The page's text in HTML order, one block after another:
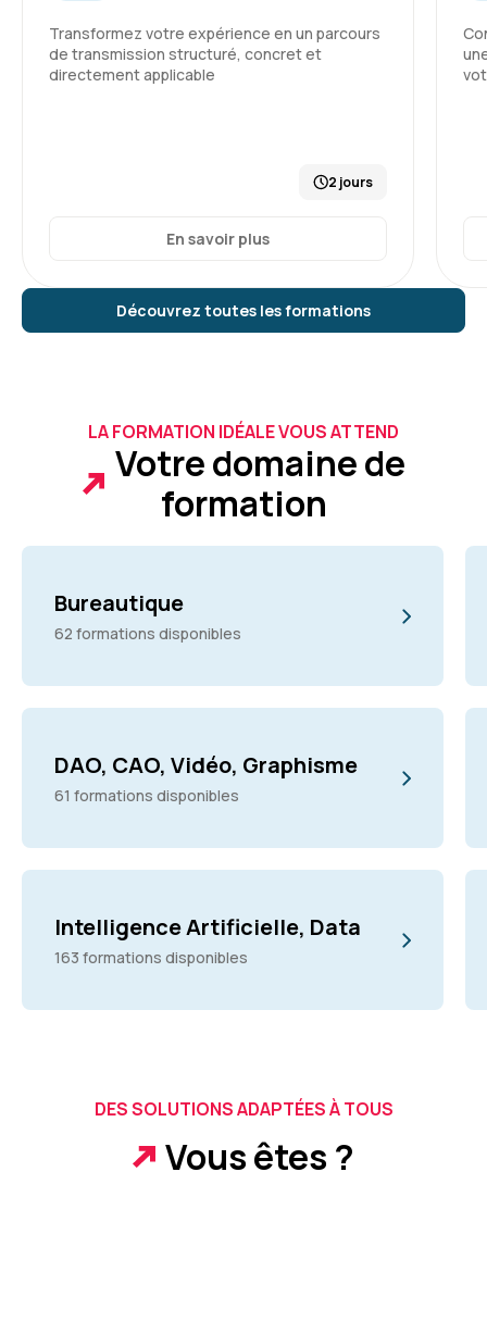
Découvrez toutes les formations
Transformez votre expérience en un parcours
de transmission structuré, concret et
directement applicable
2 jours
En savoir plus
LA FORMATION IDÉALE VOUS ATTEND
Votre domaine de
formation
Bureautique
62 formations disponibles
DAO, CAO, Vidéo, Graphisme
61 formations disponibles
Intelligence Artificielle, Data
163 formations disponibles
DES SOLUTIONS ADAPTÉES À TOUS
Vous êtes ?